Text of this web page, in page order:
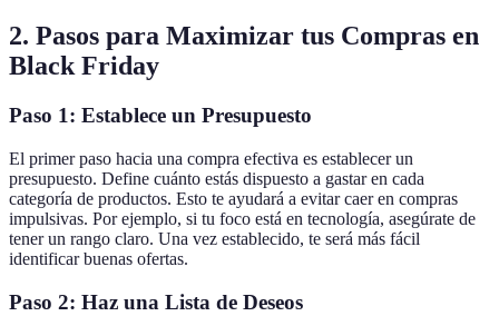
2. Pasos para Maximizar tus Compras en
Black Friday
Paso 1: Establece un Presupuesto
El primer paso hacia una compra efectiva es establecer un
presupuesto. Define cuánto estás dispuesto a gastar en cada
categoría de productos. Esto te ayudará a evitar caer en compras
impulsivas. Por ejemplo, si tu foco está en tecnología, asegúrate de
tener un rango claro. Una vez establecido, te será más fácil
identificar buenas ofertas.
Paso 2: Haz una Lista de Deseos